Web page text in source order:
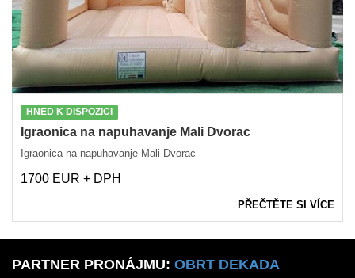
HNED K DISPOZICI
Igraonica na napuhavanje Mali Dvorac
Igraonica na napuhavanje Mali Dvorac
1700 EUR + DPH
PŘEČTĚTE SI VÍCE
PARTNER PRONÁJMU: OBRT DEKADA